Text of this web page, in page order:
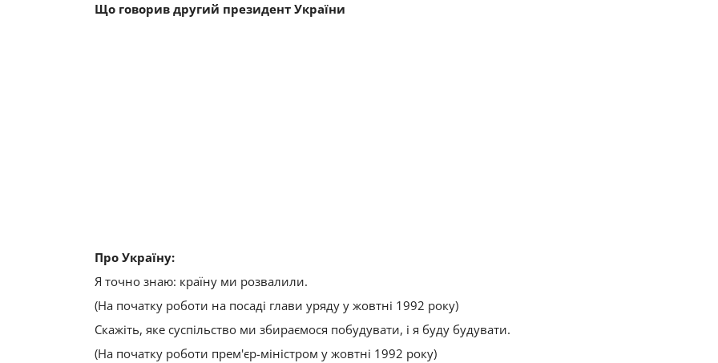
Що говорив другий президент України
Про Україну:
Я точно знаю: країну ми розвалили.
(На початку роботи на посаді глави уряду у жовтні 1992 року)
Скажіть, яке суспільство ми збираємося побудувати, і я буду будувати.
(На початку роботи прем'єр-міністром у жовтні 1992 року)